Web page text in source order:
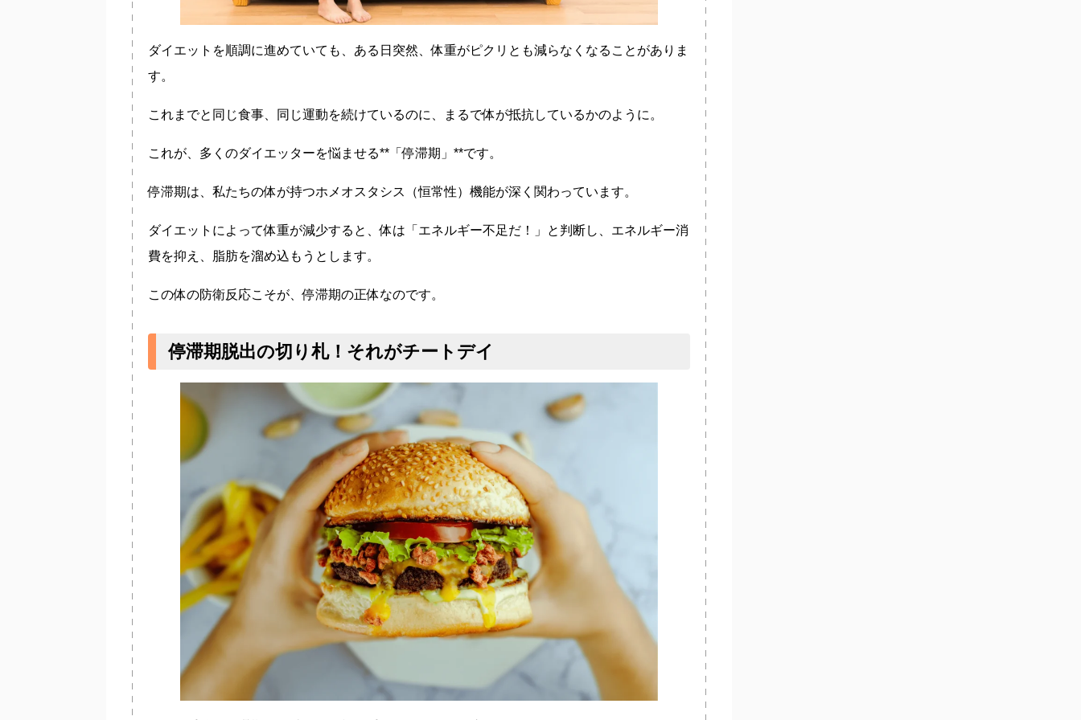
ダイエットを順調に進めていても、ある日突然、体重がピクリとも減らなくなることがありま
す。
これまでと同じ食事、同じ運動を続けているのに、まるで体が抵抗しているかのように。
これが、多くのダイエッターを悩ませる**「停滞期」**です。
停滞期は、私たちの体が持つホメオスタシス（恒常性）機能が深く関わっています。
ダイエットによって体重が減少すると、体は「エネルギー不足だ！」と判断し、エネルギー消
費を抑え、脂肪を溜め込もうとします。
この体の防衛反応こそが、停滞期の正体なのです。
停滞期脱出の切り札！それがチートデイ